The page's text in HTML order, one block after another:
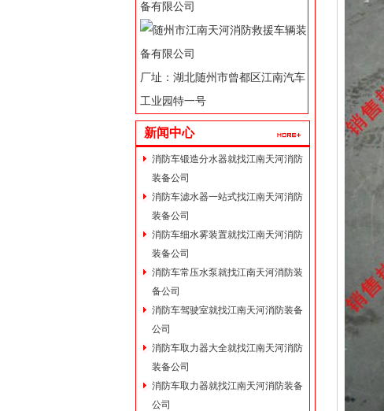
厂址：湖北随州市曾都区江南汽车
工业园特一号
新闻中心
消防车锻造分水器就找江南天河消防
装备公司
消防车滤水器一站式找江南天河消防
装备公司
消防车细水雾装置就找江南天河消防
装备公司
消防车常压水泵就找江南天河消防装
备公司
消防车驾驶室就找江南天河消防装备
公司
消防车取力器大全就找江南天河消防
装备公司
消防车取力器就找江南天河消防装备
公司